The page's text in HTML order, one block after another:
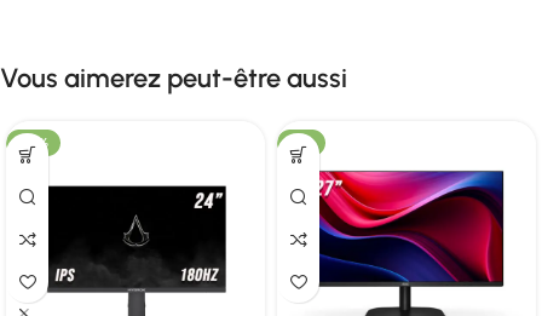
Vous aimerez peut-être aussi
-22% -3%